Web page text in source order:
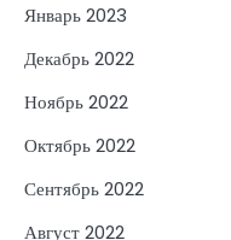
Январь 2023
Декабрь 2022
Ноябрь 2022
Октябрь 2022
Сентябрь 2022
Август 2022